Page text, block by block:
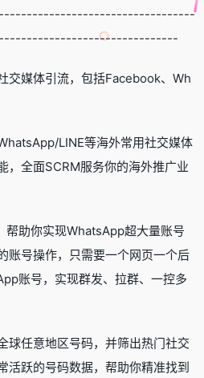
交媒体引流，包括Facebook、Wh
LINE等海外常用社交媒体
，全面SCRM服务你的海外推广业
帮助你实现WhatsApp超大量账号
账号操作，只需要一个网页一个后
账号，实现群发、拉群、一控多
球任意地区号码，并筛出热门社交
活跃的号码数据，帮助你精准找到